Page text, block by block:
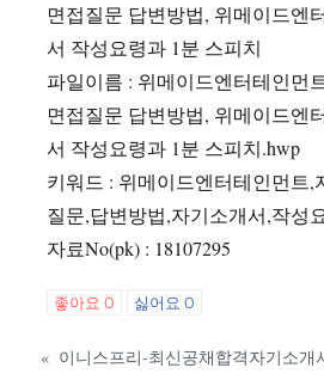
면접질문 답변방법, 위메이드엔
서 작성요령과 1분 스피치
파일이름 : 위메이드엔터테인먼
면접질문 답변방법, 위메이드엔
서 작성요령과 1분 스피치.hwp
키워드 : 위메이드엔터테인먼트,
질문,답변방법,자기소개서,작성
자료No(pk) : 18107295
좋아요0 싫어요0
«